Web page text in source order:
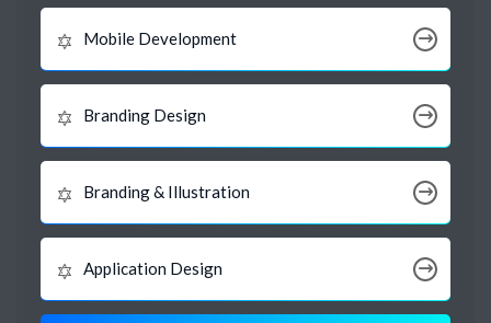
Mobile Development
Branding Design
Branding & Illustration
Application Design